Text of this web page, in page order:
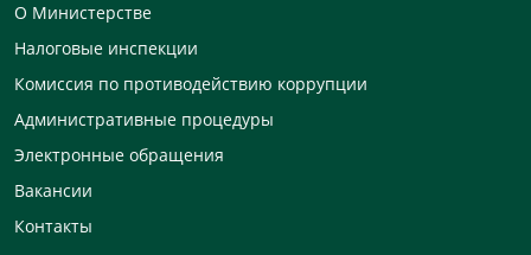
О Министерстве
Налоговые инспекции
Комиссия по противодействию коррупции
Административные процедуры
Электронные обращения
Вакансии
Контакты